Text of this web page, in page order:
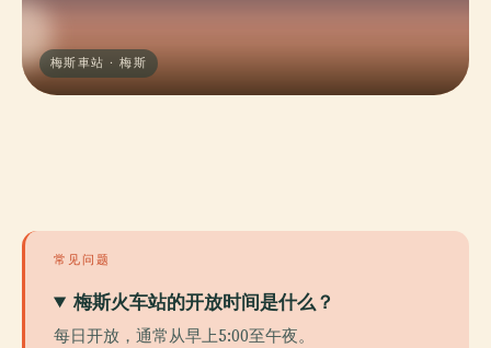
梅斯車站 · 梅斯
常见问题
梅斯火车站的开放时间是什么？
每日开放，通常从早上5:00至午夜。